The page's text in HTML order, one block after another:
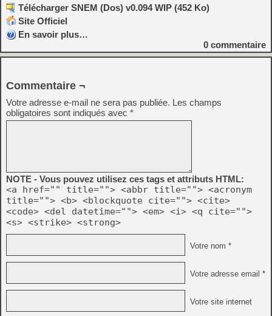
Télécharger SNEM (Dos) v0.094 WIP (452 Ko)
Site Officiel
En savoir plus…
0 commentaire
Commentaire ¬
Votre adresse e-mail ne sera pas publiée. Les champs
obligatoires sont indiqués avec *
NOTE - Vous pouvez utilisez ces tags et attributs HTML:
<a href="" title=""> <abbr title=""> <acronym
title=""> <b> <blockquote cite=""> <cite>
<code> <del datetime=""> <em> <i> <q cite="">
<s> <strike> <strong>
Votre nom *
Votre adresse email *
Votre site internet